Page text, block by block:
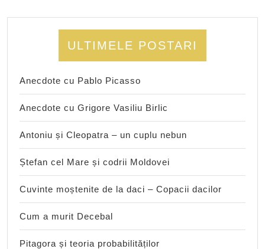
ULTIMELE POSTARI
Anecdote cu Pablo Picasso
Anecdote cu Grigore Vasiliu Birlic
Antoniu și Cleopatra – un cuplu nebun
Ștefan cel Mare și codrii Moldovei
Cuvinte moștenite de la daci – Copacii dacilor
Cum a murit Decebal
Pitagora și teoria probabilităților